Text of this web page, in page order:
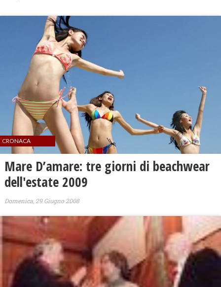
CRONACA
Mare D’amare: tre giorni di beachwear
dell'estate 2009
Domenica, 29 Giugno 2008